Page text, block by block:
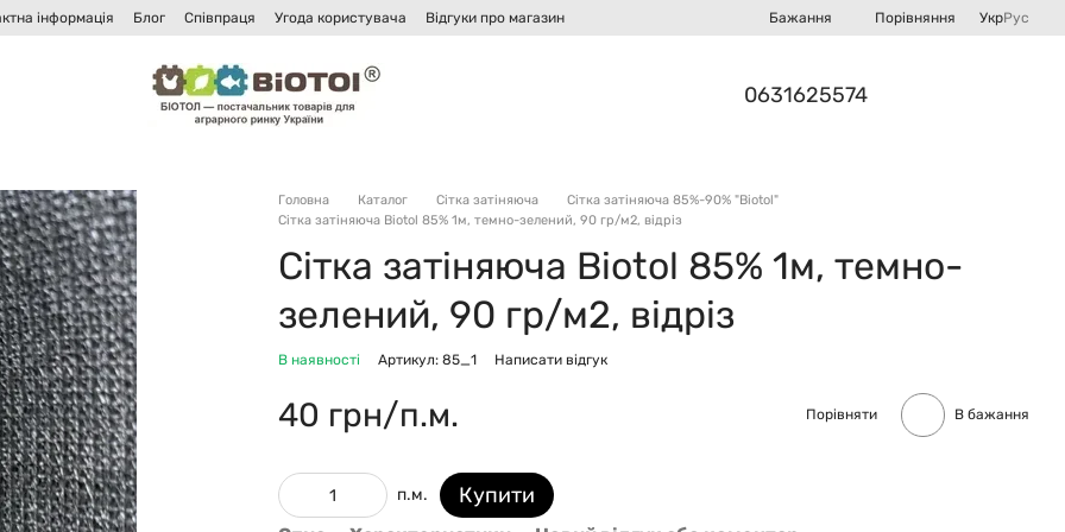
інформація Блог Співпраця Угода користувача
Відгуки про магазин
Бажання Порівняння УкрРус
0631625574
Головна Каталог Сітка затіняюча
Сітка затіняюча 85%-90% "Biotol"
Сітка затіняюча Biotol 85% 1м, темно-зелений, 90 гр/м2, відріз
Сітка затіняюча Biotol 85% 1м, темно-
зелений, 90 гр/м2, відріз
В наявності Артикул: 85_1 Написати відгук
40 грн/п.м. Порівняти В бажання
п.м. Купити